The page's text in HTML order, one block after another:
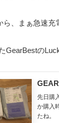
、まぁ急速充
GearBestの
先日購
か購入
たね。